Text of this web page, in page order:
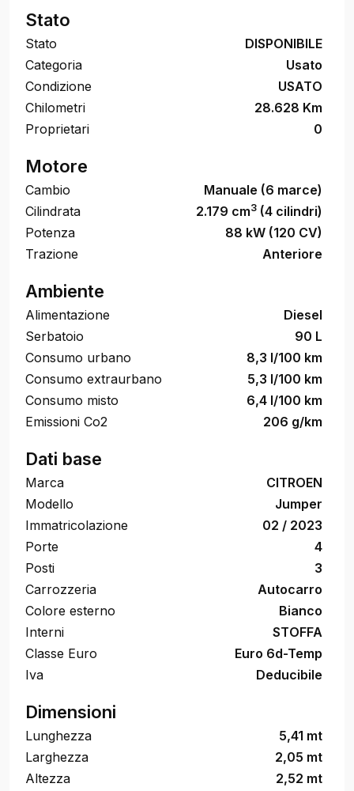
Stato
Stato
DISPONIBILE
Categoria
Usato
Condizione
USATO
Chilometri
28.628 Km
Proprietari
0
Motore
Cambio
Manuale (6 marce)
Cilindrata
2.179 cm3 (4 cilindri)
Potenza
88 kW (120 CV)
Trazione
Anteriore
Ambiente
Alimentazione
Diesel
Serbatoio
90 L
Consumo urbano
8,3 l/100 km
Consumo extraurbano
5,3 l/100 km
Consumo misto
6,4 l/100 km
Emissioni Co2
206 g/km
Dati base
Marca
CITROEN
Modello
Jumper
Immatricolazione
02 / 2023
Porte
4
Posti
3
Carrozzeria
Autocarro
Colore esterno
Bianco
Interni
STOFFA
Classe Euro
Euro 6d-Temp
Iva
Deducibile
Dimensioni
Lunghezza
5,41 mt
Larghezza
2,05 mt
Altezza
2,52 mt